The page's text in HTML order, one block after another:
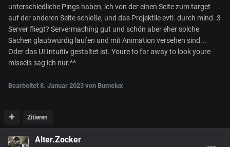
unterschiedliche Pings haben, ich von der einen Seite zum target
auf der anderen Seite schieße, und das Projektile evtl. durch mind. 3
Server fliegt? Servermaching gut und schön aber eher solche
Sachen glaubwürdig laufen und mit Animation versehen sind...
Oder das UI Intuitiv gestaltet ist. Youre to far away to look youre
missels sag ich nur.^^
Bearbeitet 8. Januar 2023 von Bumelux
Zitieren
Alter.Zocker